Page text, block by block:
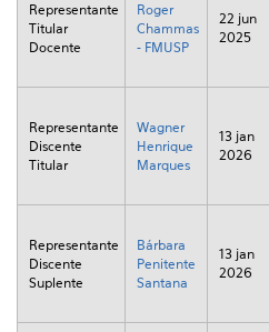
Representante
Titular
Docente
Roger
Chammas
- FMUSP
22 jun
2025
Representante
Discente
Titular
Wagner
Henrique
Marques
13 jan
2026
Representante
Discente
Suplente
Bárbara
Penitente
Santana
13 jan
2026